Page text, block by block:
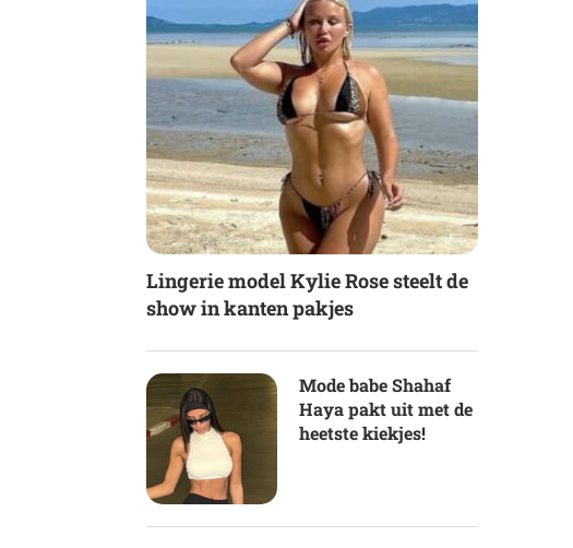
Lingerie model Kylie Rose steelt de
show in kanten pakjes
Mode babe Shahaf
Haya pakt uit met de
heetste kiekjes!